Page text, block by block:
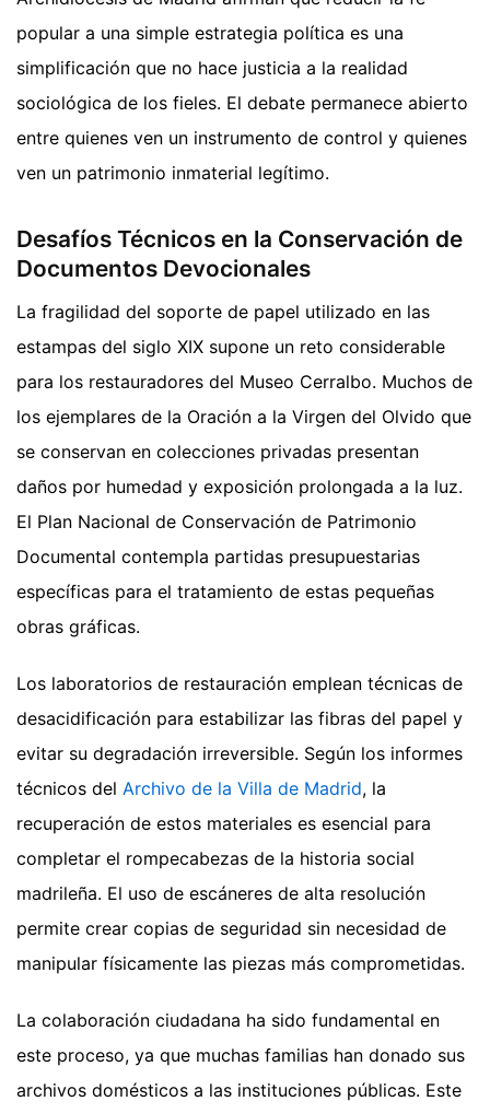
popular a una simple estrategia política es una
simplificación que no hace justicia a la realidad
sociológica de los fieles. El debate permanece abierto
entre quienes ven un instrumento de control y quienes
ven un patrimonio inmaterial legítimo.
Desafíos Técnicos en la Conservación de
Documentos Devocionales
La fragilidad del soporte de papel utilizado en las
estampas del siglo XIX supone un reto considerable
para los restauradores del Museo Cerralbo. Muchos de
los ejemplares de la Oración a la Virgen del Olvido que
se conservan en colecciones privadas presentan
daños por humedad y exposición prolongada a la luz.
El Plan Nacional de Conservación de Patrimonio
Documental contempla partidas presupuestarias
específicas para el tratamiento de estas pequeñas
obras gráficas.
Los laboratorios de restauración emplean técnicas de
desacidificación para estabilizar las fibras del papel y
evitar su degradación irreversible. Según los informes
técnicos del Archivo de la Villa de Madrid, la
recuperación de estos materiales es esencial para
completar el rompecabezas de la historia social
madrileña. El uso de escáneres de alta resolución
permite crear copias de seguridad sin necesidad de
manipular físicamente las piezas más comprometidas.
La colaboración ciudadana ha sido fundamental en
este proceso, ya que muchas familias han donado sus
archivos domésticos a las instituciones públicas. Este